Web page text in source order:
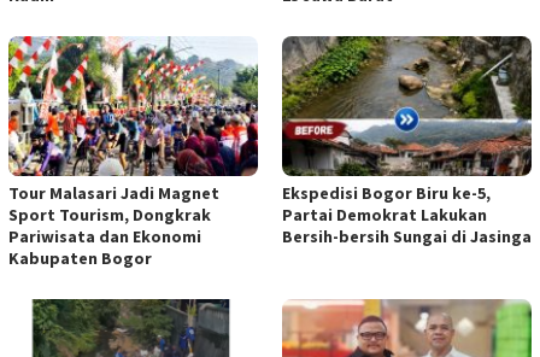
Tour Malasari Jadi Magnet
Sport Tourism, Dongkrak
Pariwisata dan Ekonomi
Kabupaten Bogor
Ekspedisi Bogor Biru ke-5,
Partai Demokrat Lakukan
Bersih-bersih Sungai di Jasinga